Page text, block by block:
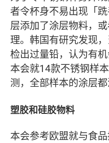
者令杯身不易出现「
层添加了涂层物料，
理。韩国有研究发现
检出过量铅，认为有
本会就14款不锈钢样
测，全部样本的涂层都
塑胶和硅胶物料
本会参考欧盟就与食